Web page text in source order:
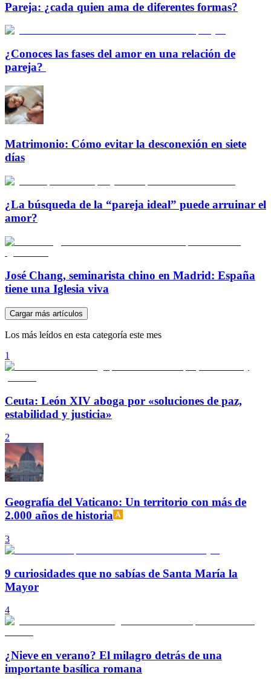
Pareja: ¿cada quien ama de diferentes formas?
¿Conoces las fases del amor en una relación de
pareja?
Matrimonio: Cómo evitar la desconexión en siete
días
¿La búsqueda de la “pareja ideal” puede arruinar el
amor?
José Chang, seminarista chino en Madrid: España
tiene una Iglesia viva
Cargar más artículos
Los más leídos en esta categoría este mes
1
Ceuta: León XIV aboga por «soluciones de paz,
estabilidad y justicia»
2
Geografía del Vaticano: Un territorio con más de
2.000 años de historia
3
9 curiosidades que no sabías de Santa María la
Mayor
4
¿Nieve en verano? El milagro detrás de una
importante basílica romana